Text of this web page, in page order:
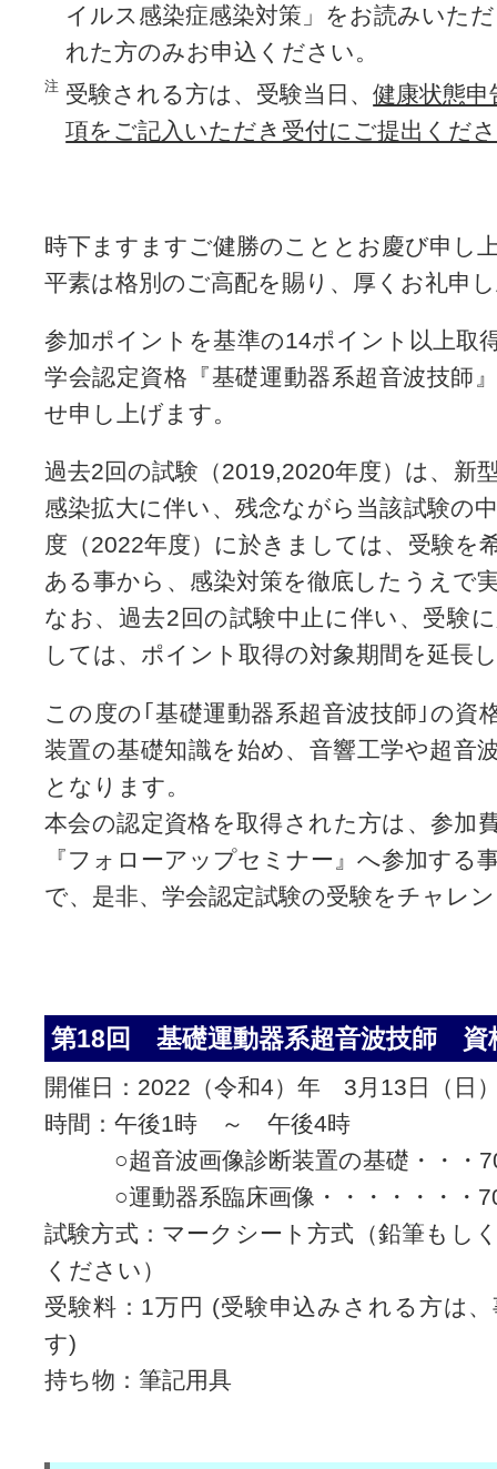
イルス感染症感染対策」をお読みいた
れた方のみお申込ください。
注 受験される方は、受験当日、健康状態
項をご記入いただき受付にご提出くだ
時下ますますご健勝のこととお慶び申し
平素は格別のご高配を賜り、厚くお礼申
参加ポイントを基準の14ポイント以上取
学会認定資格『基礎運動器系超音波技師
せ申し上げます。
過去2回の試験（2019,2020年度）は、新
感染拡大に伴い、残念ながら当該試験の
度（2022年度）に於きましては、受験を
ある事から、感染対策を徹底したうえで
なお、過去2回の試験中止に伴い、受験
しては、ポイント取得の対象期間を延長
この度の｢基礎運動器系超音波技師｣の資
装置の基礎知識を始め、音響工学や超音
となります。
本会の認定資格を取得された方は、参加
『フォローアップセミナー』へ参加する
で、是非、学会認定試験の受験をチャレ
第18回 基礎運動器系超音波技師 資
開催日：2022（令和4）年 3月13日（日
時間：午後1時 ～ 午後4時
○超音波画像診断装置の基礎・・・
○運動器系臨床画像・・・・・・・
試験方式：マークシート方式（鉛筆もし
ください）
受験料：1万円 (受験申込みされる方は
す)
持ち物：筆記用具